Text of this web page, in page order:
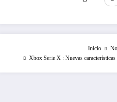
Inicio
Xbox Serie X : Nuevas